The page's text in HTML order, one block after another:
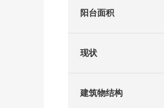
阳台面积
现状
建筑物结构